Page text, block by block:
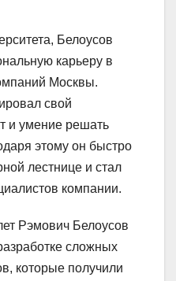
Белоусов
карьеру в
Москвы.
свой
и умение решать
этому он быстро
лестнице и стал
компании.
Рэмович Белоусов
сложных
которые получили